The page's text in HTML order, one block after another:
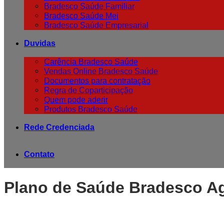
Bradesco Saúde Familiar
Bradesco Saúde Mei
Bradesco Saúde Empresarial
Duvidas
Carência Bradesco Saúde
Vendas Online Bradesco Saúde
Documentos para contratação
Regra de Coparticipação
Quem pode aderir
Produtos Bradesco Saúde
Rede Credenciada
Contato
Plano de Saúde Bradesco